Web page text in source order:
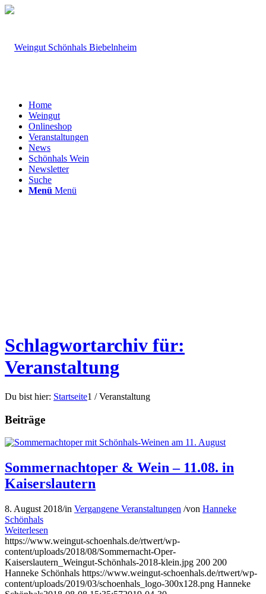
Home
Weingut
Onlineshop
Veranstaltungen
News
Schönhals Wein
Newsletter
Suche
Menü Menü
Schlagwortarchiv für:
Veranstaltung
Du bist hier: Startseite1 / Veranstaltung
Beiträge
Sommernachtoper & Wein – 11.08. in
Kaiserslautern
8. August 2018/in Vergangene Veranstaltungen /von Hanneke
Schönhals
Weiterlesen
https://www.weingut-schoenhals.de/rtwert/wp-
content/uploads/2018/08/Sommernacht-Oper-
Kaiserslautern_Weingut-Schönhals-2018-klein.jpg 200 200
Hanneke Schönhals https://www.weingut-schoenhals.de/rtwert/wp-
content/uploads/2019/03/schoenhals_logo-300x128.png Hanneke